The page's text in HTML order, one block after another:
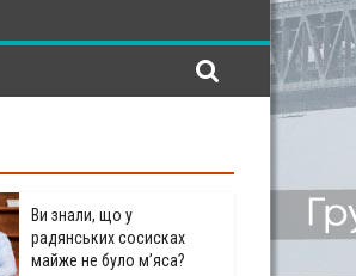
Ви знали, що у
радянських сосисках
майже не було м’яса?